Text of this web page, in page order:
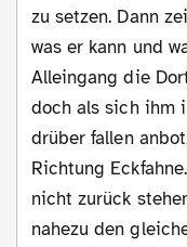
zu setzen. Dann
was er kann und
Alleingang die
doch als sich ihm
drüber fallen
Richtung
nicht zurück
nahezu den